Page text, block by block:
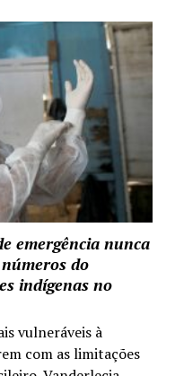
emergência nunca
do
indígenas no
vulneráveis à
com as limitações